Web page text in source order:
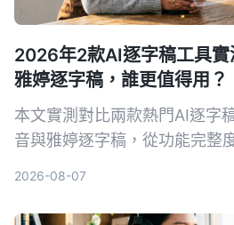
2026年2款AI逐字稿工具
雅婷逐字稿，誰更值得用？
本文實測對比兩款熱門AI逐字
音與雅婷逐字稿，從功能完整
案。
2026-08-07